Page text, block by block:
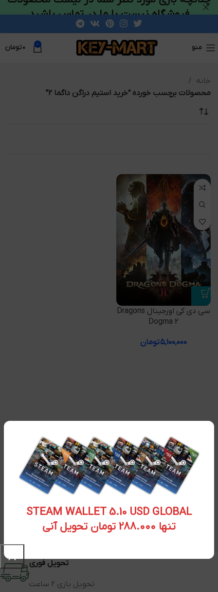
STEAM WALLET 5.10 USD GLOBAL
تنها 288.000 تومان تحویل آنی
منو 0 ۰تومان
خانه
محصولات برچسب خورده “خرید استیم دراگن داگما 2”
سی دی کی اورجینال Dragons
Dogma 2
۵,۱۰۰,۰۰۰تومان
تحویل فوری
تحویل بازی 2 ساعت
فروشگاه نیست با ما در تماس باشید